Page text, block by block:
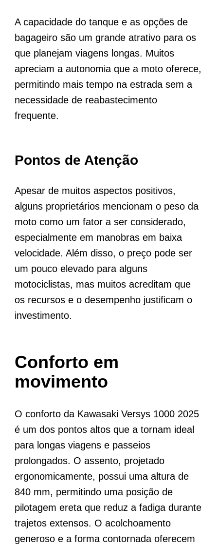
A capacidade do tanque e as opções de
bagageiro são um grande atrativo para os
que planejam viagens longas. Muitos
apreciam a autonomia que a moto oferece,
permitindo mais tempo na estrada sem a
necessidade de reabastecimento
frequente.
Pontos de Atenção
Apesar de muitos aspectos positivos,
alguns proprietários mencionam o peso da
moto como um fator a ser considerado,
especialmente em manobras em baixa
velocidade. Além disso, o preço pode ser
um pouco elevado para alguns
motociclistas, mas muitos acreditam que
os recursos e o desempenho justificam o
investimento.
Conforto em
movimento
O conforto da Kawasaki Versys 1000 2025
é um dos pontos altos que a tornam ideal
para longas viagens e passeios
prolongados. O assento, projetado
ergonomicamente, possui uma altura de
840 mm, permitindo uma posição de
pilotagem ereta que reduz a fadiga durante
trajetos extensos. O acolchoamento
generoso e a forma contornada oferecem